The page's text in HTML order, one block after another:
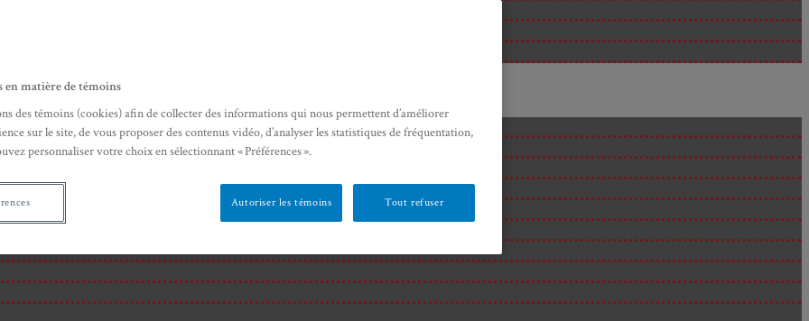
en matière de témoins
des témoins (cookies) afin de collecter des informations qui nous permettent d’améliorer
sur le site, de vous proposer des contenus vidéo, d’analyser les statistiques de fréquentation,
personnaliser votre choix en sélectionnant « Préférences ».
Tout refuser
Autoriser les témoins